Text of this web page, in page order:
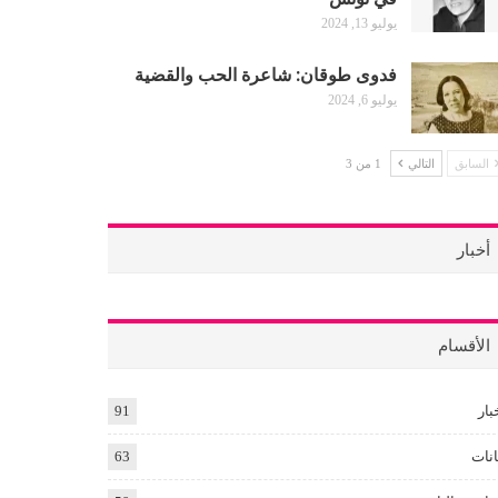
يوليو 13, 2024
فدوى طوقان: شاعرة الحب والقضية
يوليو 6, 2024
السابق التالي 1 من 3
أخبار
الأقسام
91
63